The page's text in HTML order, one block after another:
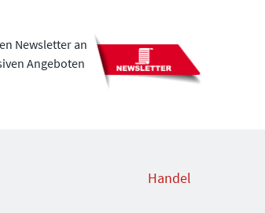
Newsletter an
Angeboten
Handel